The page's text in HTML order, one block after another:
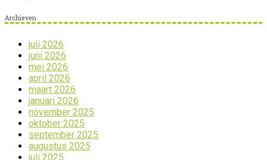
Archieven
juli 2026
juni 2026
mei 2026
april 2026
maart 2026
januari 2026
november 2025
oktober 2025
september 2025
augustus 2025
juli 2025